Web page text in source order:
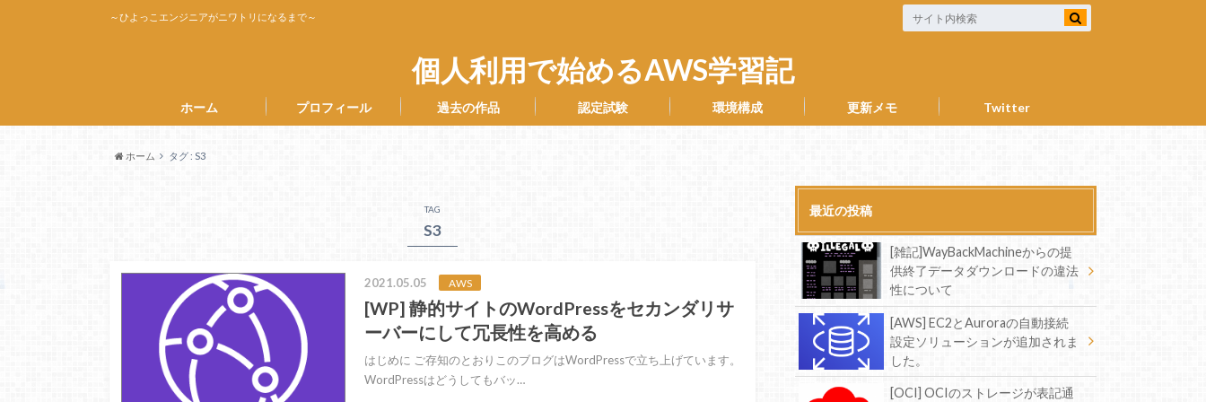
個人利用で始めるAWS学習記
～ひよっこエンジニアがニワトリになるまで～
ホーム プロフィール 過去の作品 認定試験 環境構成 更新メモ Twitter
ホーム タグ : S3
TAG
S3
2021.05.05 AWS
[WP] 静的サイトのWordPressをセカンダリサ
ーバーにして冗長性を高める
はじめに ご存知のとおりこのブログはWordPressで立ち上げています。
WordPressはどうしてもバッ…
最近の投稿
[雑記]WayBackMachineからの提
供終了データダウンロードの違法
性について
[AWS] EC2とAuroraの自動接続
設定ソリューションが追加されま
した。
[OCI] OCIのストレージが表記通